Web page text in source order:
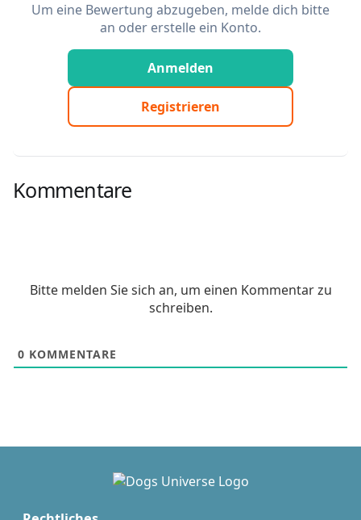
Um eine Bewertung abzugeben, melde dich bitte
an oder erstelle ein Konto.
Anmelden
Registrieren
Kommentare
Bitte melden Sie sich an, um einen Kommentar zu
schreiben.
0 KOMMENTARE